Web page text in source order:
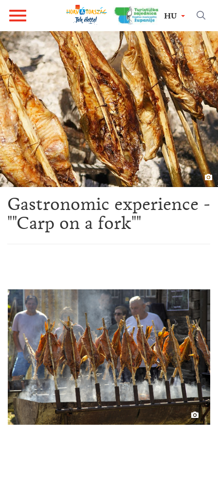
HU
Gastronomic experience -
""Carp on a fork""